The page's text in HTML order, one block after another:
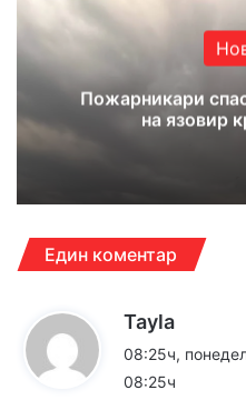
Пожарникари
на язовир
Един коментар
Tayla
08:25ч,
08:25ч